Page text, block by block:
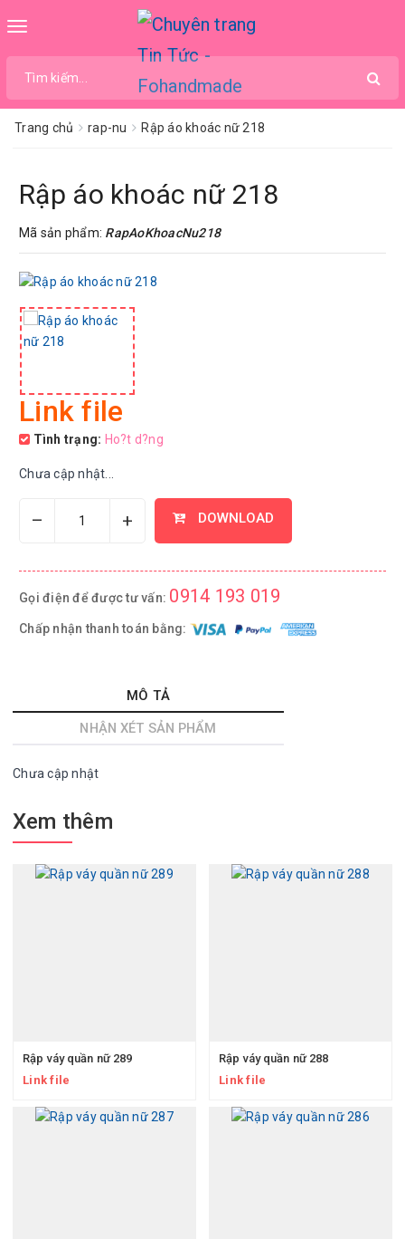
Toggle
Trang chủ rap-nu Rập áo khoác nữ 218
Rập áo khoác nữ 218
Mã sản phẩm: RapAoKhoacNu218
Link file
Tình trạng: Ho?t d?ng
Chưa cập nhật...
– + DOWNLOAD
Gọi điện để được tư vấn: 0914 193 019
Chấp nhận thanh toán bằng:
MÔ TẢ
NHẬN XÉT SẢN PHẨM
Chưa cập nhật
Xem thêm
Rập váy quần nữ 289
Link file
Rập váy quần nữ 288
Link file